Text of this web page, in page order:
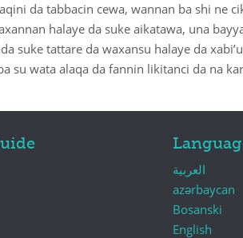
da tabbacin cewa, wannan ba shi ne
halaye da suke aikatawa, una
suke tattare da waxansu halaye da
su wata alaqa da fannin likitanci da na
العربية
azərbaycan
Bosanski
English